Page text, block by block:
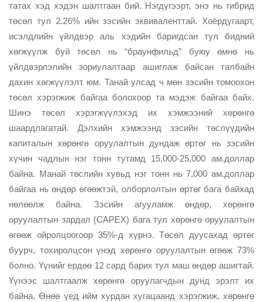
татах хэд хэдэн шалтгаан бий. Нэгдүгээрт, энэ нь гибрид
төсөл тул 2.26% ийн зэсийн эквиваленттай. Хоёрдугаарт,
исэлдлийн үйлдвэр аль хэдийн баригдсан тул бидний
хөгжүүлж буй төсөл нь “браунфильд” буюу өмнө нь
үйлдвэрлэлийн зориулалтаар ашиглаж байсан талбайн
дахин хөгжүүлэлт юм. Танай улсад ч мөн зэсийн томоохон
төсөл хэрэгжиж байгаа болохоор та мэдэж байгаа байх.
Шинэ төсөл хэрэгжүүлэхэд их хэмжээний хөрөнгө
шаардлагатай. Дэлхийн хэмжээнд зэсийн төслүүдийн
капиталын хөрөнгө оруулалтын дундаж өртөг нь зэсийн
хүчин чадлын нэг тонн тутамд 15,000-25,000 ам.доллар
байна. Манай төслийн хувьд нэг тонн нь 7,000 ам.доллар
байгаа нь өндөр өгөөжтэй, олборлолтын өртөг бага байхад
нөлөөлж байна. Зэсийн агууламж өндөр, хөрөнгө
оруулалтын зардал (CAPEX) бага тул хөрөнгө оруулалтын
өгөөж ойролцоогоор 35%-д хүрнэ. Төсөл дуусахад өртөг
буурч, тохиролцсон үнэд хөрөнгө оруулалтын өгөөж 73%
болно. Үүнийг ердөө 12 сард барих тул маш өндөр ашигтай.
Үүнээс шалтгаалж хөрөнгө оруулагчдын дунд эрэлт их
байна. Өнөө үед ийм хурдан хугацаанд хэрэгжиж, хөрөнгө